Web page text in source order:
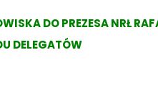
DO PREZESA NRŁ
DELEGATÓW